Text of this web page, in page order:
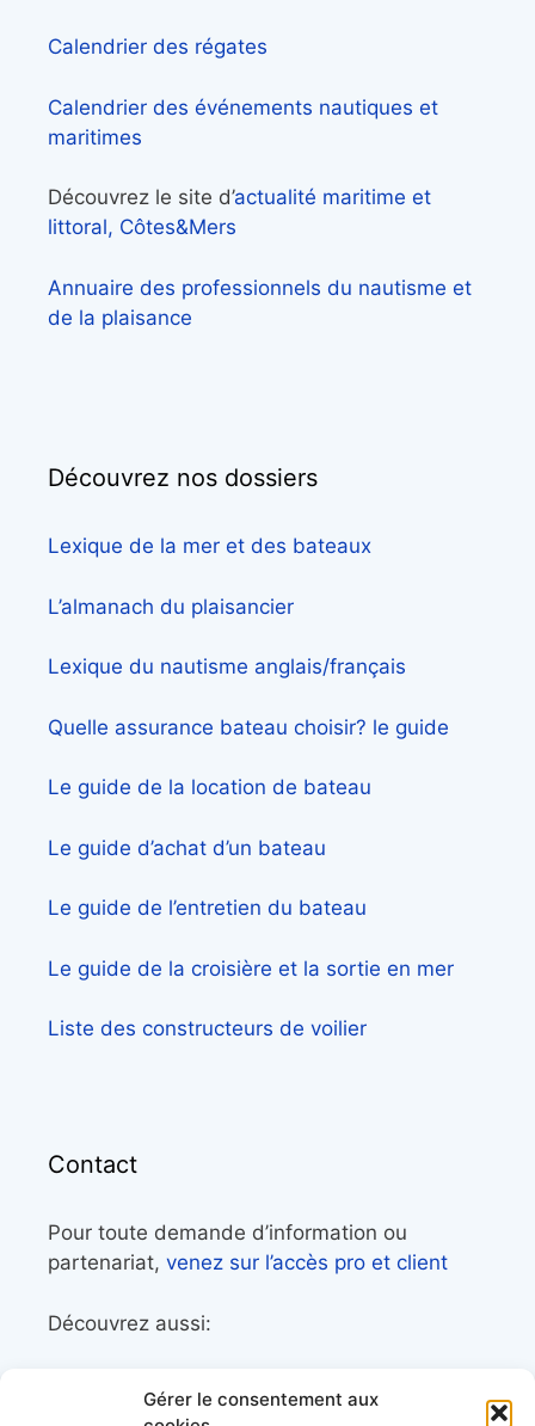
Gérer le consentement aux
Calendrier des régates
Calendrier des événements nautiques et
maritimes
Découvrez le site d’actualité maritime et
littoral, Côtes&Mers
Annuaire des professionnels du nautisme et
de la plaisance
Découvrez nos dossiers
Lexique de la mer et des bateaux
L’almanach du plaisancier
Lexique du nautisme anglais/français
Quelle assurance bateau choisir? le guide
Le guide de la location de bateau
Le guide d’achat d’un bateau
Le guide de l’entretien du bateau
Le guide de la croisière et la sortie en mer
Liste des constructeurs de voilier
Contact
Pour toute demande d’information ou
partenariat, venez sur l’accès pro et client
Découvrez aussi:
librairie maritime